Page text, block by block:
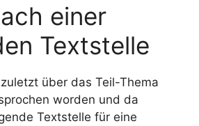
einer
Textstelle
über das Teil-Thema
worden und da
Textstelle für eine